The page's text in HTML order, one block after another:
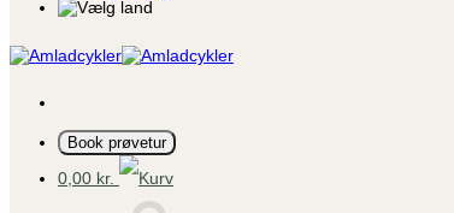
Book prøvetur
0,00 kr.